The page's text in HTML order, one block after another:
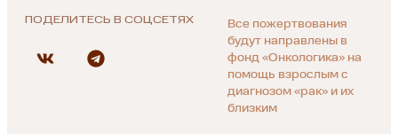
ПОДЕЛИТЕСЬ В СОЦСЕТЯХ
Все пожертвования
будут направлены в
фонд «Онкологика» на
помощь взрослым с
диагнозом «рак» и их
близким